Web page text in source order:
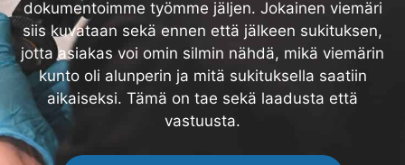
dokumentoimme työmme jäljen. Jokainen viemäri
siis kuvataan sekä ennen että jälkeen sukituksen,
jotta asiakas voi omin silmin nähdä, mikä viemärin
kunto oli alunperin ja mitä sukituksella saatiin
aikaiseksi. Tämä on tae sekä laadusta että
vastuusta.